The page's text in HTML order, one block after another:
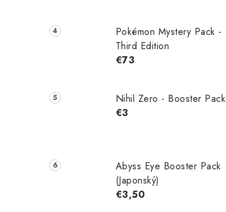
Pokémon Mystery Pack -
Third Edition
€73
Nihil Zero - Booster Pack
€3
Abyss Eye Booster Pack
(Japonský)
€3,50